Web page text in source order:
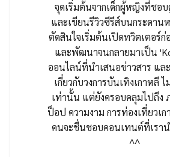
จุดเริ่มต้นจากเด็กผู้หญิงที่ชอบ
และเขียนรีวิวซีรีส์บนกระดาน
ตัดสินใจเริ่มต้นเปิดทวิตเตอร์ก่
และพัฒนาจนกลายมาเป็น
ออนไลน์ที่นำเสนอข่าวสาร แล
เกี่ยวกับวงการบันเทิงเกาหลี
เท่านั้น แต่ยังครอบคลุมไปถึง
ป็อป ความงาม การท่องเที่ยวเ
คนจะชื่นชอบคอนเทนต์ที่เรา
^^